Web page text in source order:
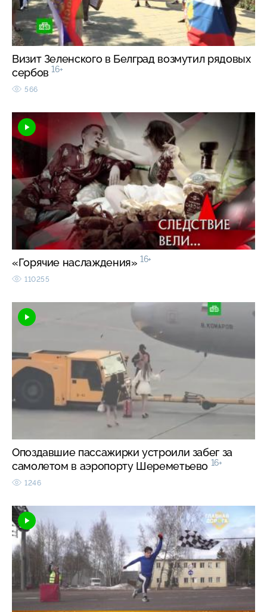
Визит Зеленского в Белград возмутил рядовых
сербов 16+
566
«Горячие наслаждения» 16+
110255
Опоздавшие пассажирки устроили забег за
самолетом в аэропорту Шереметьево 16+
1246